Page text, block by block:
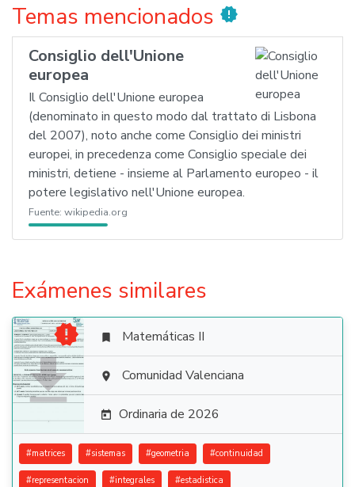
Temas mencionados new_releases
Consiglio dell'Unione
europea
Il Consiglio dell'Unione europea
(denominato in questo modo dal trattato di Lisbona
del 2007), noto anche come Consiglio dei ministri
europei, in precedenza come Consiglio speciale dei
ministri, detiene - insieme al Parlamento europeo - il
potere legislativo nell'Unione europea.
Fuente: wikipedia.org
Exámenes similares

  Matemáticas II
 Comunidad Valenciana
 Ordinaria de 2026
#matrices #sistemas #geometria #continuidad
#representacion #integrales #estadistica